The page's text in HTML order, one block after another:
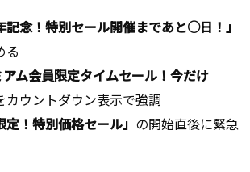
記念！特別セール開催まであと○日！」
る
アム会員限定タイムセール！今だけ
カウントダウン表示で強調
定！特別価格セール」 の開始直後に緊急